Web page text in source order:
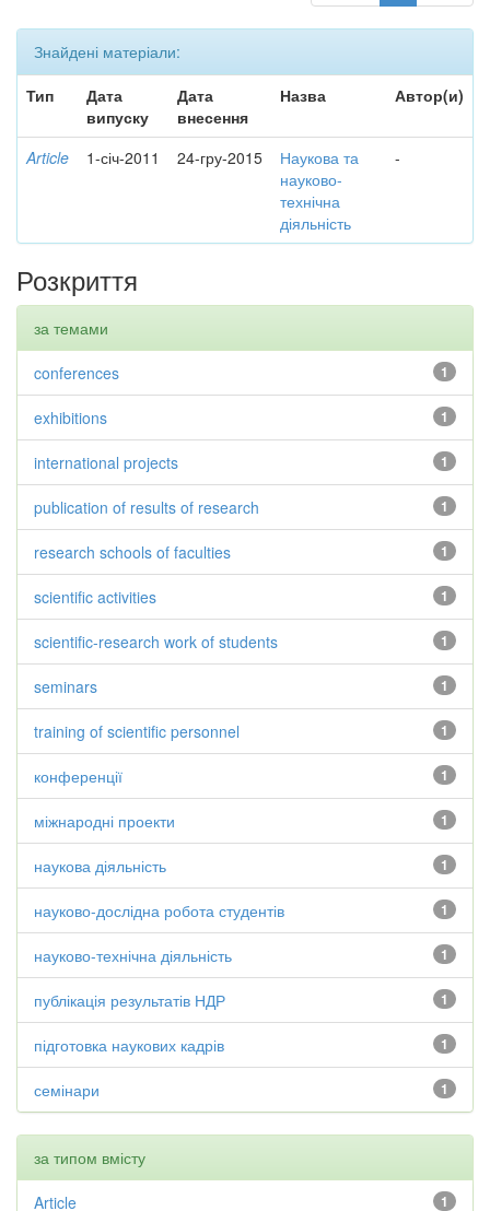
Знайдені матеріали:
Тип
Дата
випуску
Дата
внесення
Назва Автор(и)
Article 1-січ-2011 24-гру-2015
Наукова та
науково-
технічна
діяльність
-
Розкриття
за темами
1
conferences
1
exhibitions
1
international projects
1
publication of results of research
1
research schools of faculties
1
scientific activities
1
scientific-research work of students
1
seminars
1
training of scientific personnel
1
конференції
1
міжнародні проекти
1
наукова діяльність
1
науково-дослідна робота студентів
1
науково-технічна діяльність
1
публікація результатів НДР
1
підготовка наукових кадрів
1
семінари
за типом вмісту
1
Article